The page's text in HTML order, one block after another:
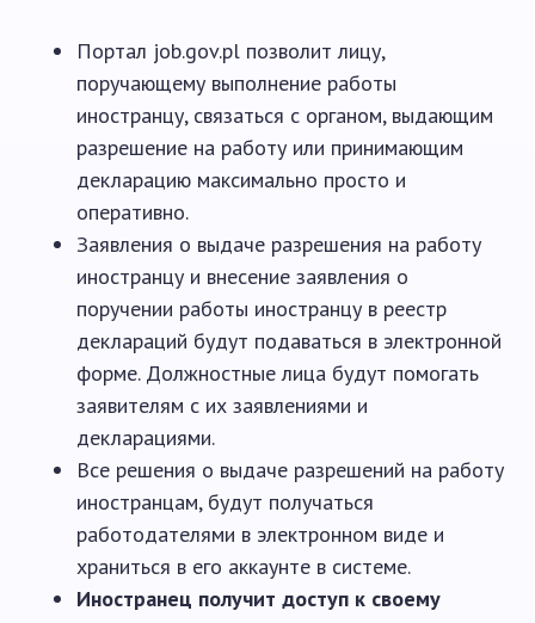
Портал job.gov.pl позволит лицу,
поручающему выполнение работы
иностранцу, связаться с органом, выдающим
разрешение на работу или принимающим
декларацию максимально просто и
оперативно.
Заявления о выдаче разрешения на работу
иностранцу и внесение заявления о
поручении работы иностранцу в реестр
деклараций будут подаваться в электронной
форме. Должностные лица будут помогать
заявителям с их заявлениями и
декларациями.
Все решения о выдаче разрешений на работу
иностранцам, будут получаться
работодателями в электронном виде и
храниться в его аккаунте в системе.
Иностранец получит доступ к своему